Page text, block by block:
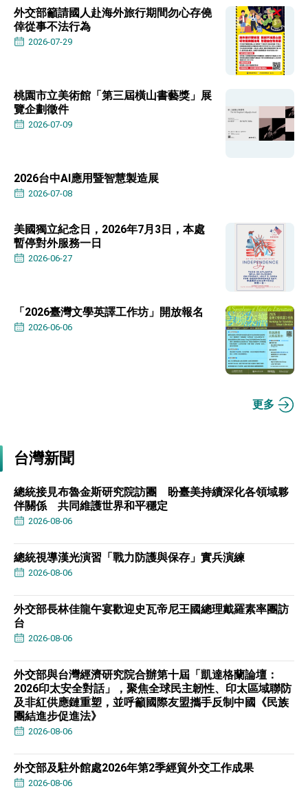
利戰略地位 全力支持「臺美對等貿易協定」簽署
外交部與數位發展部攜手合作，整合台灣雄厚數
位實力，達成固邦榮邦目標
外交部長林佳龍主持第35次「參與亞太經濟合作
民調顯示多數國人滿意政府外交表現，高度支持
「總合外交」與台歐美日關係深化
總統以「韌性之島，希望之光」為題發表2026新
總統主持「守護民主台灣國安行動方案」記者
會 強調以實力守護台海和平 以決心掌握國家
賴總統就職演說影片
總統重要談話
事處」，進一步深化台美交流合作
外交部籲請國人赴海外旅行期間勿心存僥
倖從事不法行為
2026-07-29
桃園市立美術館「第三屆橫山書藝獎」展
覽企劃徵件
2026-07-09
2026台中AI應用暨智慧製造展
2026-07-08
美國獨立紀念日，2026年7月3日，本處
暫停對外服務一日
2026-06-27
「2026臺灣文學英譯工作坊」開放報名
2026-06-06
更多
台灣新聞
總統接見布魯金斯研究院訪團 盼臺美持續深化各領域夥
伴關係 共同維護世界和平穩定
2026-08-06
總統視導漢光演習「戰力防護與保存」實兵演練
2026-08-06
外交部長林佳龍午宴歡迎史瓦帝尼王國總理戴羅素率團訪
台
2026-08-06
外交部與台灣經濟研究院合辦第十屆「凱達格蘭論壇：
2026印太安全對話」，聚焦全球民主韌性、印太區域聯防
及非紅供應鏈重塑，並呼籲國際友盟攜手反制中國《民族
團結進步促進法》
2026-08-06
外交部及駐外館處2026年第2季經貿外交工作成果
2026-08-06